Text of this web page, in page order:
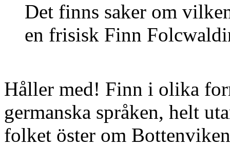
Det finns saker om
en frisisk Finn
Håller med! Finn i olika
germanska språken, helt
folket öster om